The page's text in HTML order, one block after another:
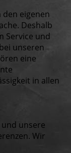
eigenen
Deshalb
Service und
unseren
eine
in allen
unsere
Wir